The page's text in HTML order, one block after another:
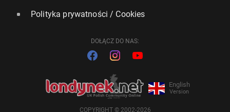
Polityka prywatności / Cookies
DOŁĄCZ DO NAS:
English
Version
COPYRIGHT © 2002-2026